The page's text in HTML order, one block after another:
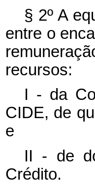
§ 2º A
entre o
recursos:
I - da
CIDE, de
e
II - de
Crédito.